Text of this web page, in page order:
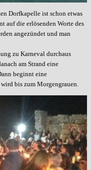
Dorfkapelle ist schon etwas
auf die erlösenden Worte des
angezündet und man
zu Karneval durchaus
am Strand eine
beginnt eine
bis zum Morgengrauen.